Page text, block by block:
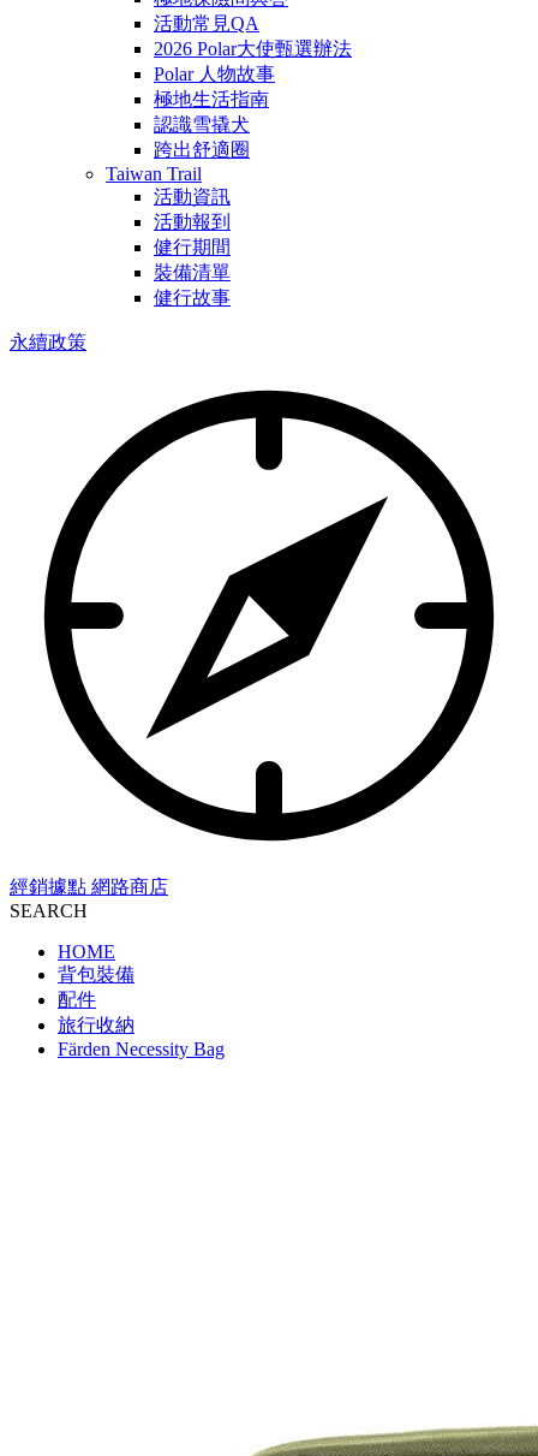
活動常見QA
2026 Polar大使甄選辦法
Polar 人物故事
極地生活指南
認識雪撬犬
跨出舒適圈
Taiwan Trail
活動資訊
活動報到
健行期間
裝備清單
健行故事
永續政策
經銷據點 網路商店
SEARCH
HOME
背包裝備
配件
旅行收納
Färden Necessity Bag